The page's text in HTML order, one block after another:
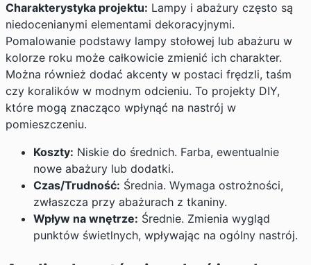
Charakterystyka projektu: Lampy i abażury często są
niedocenianymi elementami dekoracyjnymi.
Pomalowanie podstawy lampy stołowej lub abażuru w
kolorze roku może całkowicie zmienić ich charakter.
Można również dodać akcenty w postaci frędzli, taśm
czy koralików w modnym odcieniu. To projekty DIY,
które mogą znacząco wpłynąć na nastrój w
pomieszczeniu.
Koszty: Niskie do średnich. Farba, ewentualnie
nowe abażury lub dodatki.
Czas/Trudność: Średnia. Wymaga ostrożności,
zwłaszcza przy abażurach z tkaniny.
Wpływ na wnętrze: Średnie. Zmienia wygląd
punktów świetlnych, wpływając na ogólny nastrój.